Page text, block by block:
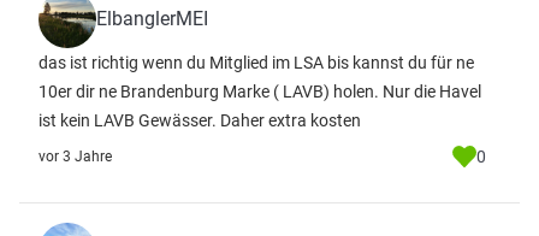
ElbanglerMEI
das ist richtig wenn du Mitglied im LSA bis kannst du für ne
10er dir ne Brandenburg Marke ( LAVB) holen. Nur die Havel
ist kein LAVB Gewässer. Daher extra kosten
vor 3 Jahre 0